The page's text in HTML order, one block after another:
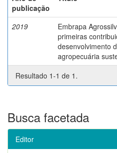
publicação
2019
Embrapa
primeiras
desenvolvimento
agropecuária
Resultado 1-1 de 1.
Busca facetada
Editor